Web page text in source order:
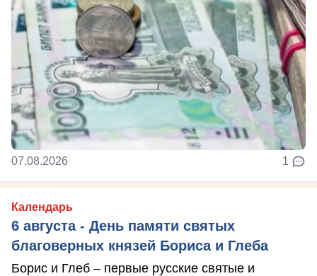
07.08.2026 1
Календарь
6 августа - День памяти святых
благоверных князей Бориса и Глеба
Борис и Глеб – первые русские святые и